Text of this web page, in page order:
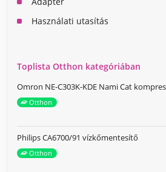
Használati utasítás
Toplista Otthon kategóriában
Omron NE-C303K-KDE Nami Cat
Otthon
Philips CA6700/91 vízkőmentesítő
Otthon